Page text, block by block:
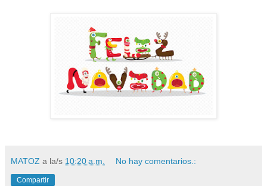
MATOZ a la/s 10:20 a.m. No hay comentarios.:
Compartir